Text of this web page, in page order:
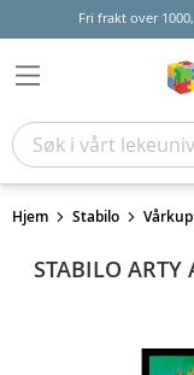
Fri frakt over
Hjem Stabilo
STABILO